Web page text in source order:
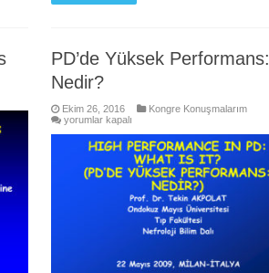
PD’de Yüksek Performans:
Nedir?
Ekim 26, 2016
Kongre Konuşmalarım
PD’de
Performans:
Nedir?
yorumlar kapalı